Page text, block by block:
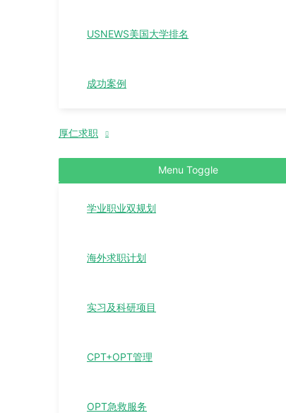
USNEWS美国大学排名
成功案例
厚仁求职
Menu Toggle
学业职业双规划
海外求职计划
实习及科研项目
CPT+OPT管理
OPT急救服务